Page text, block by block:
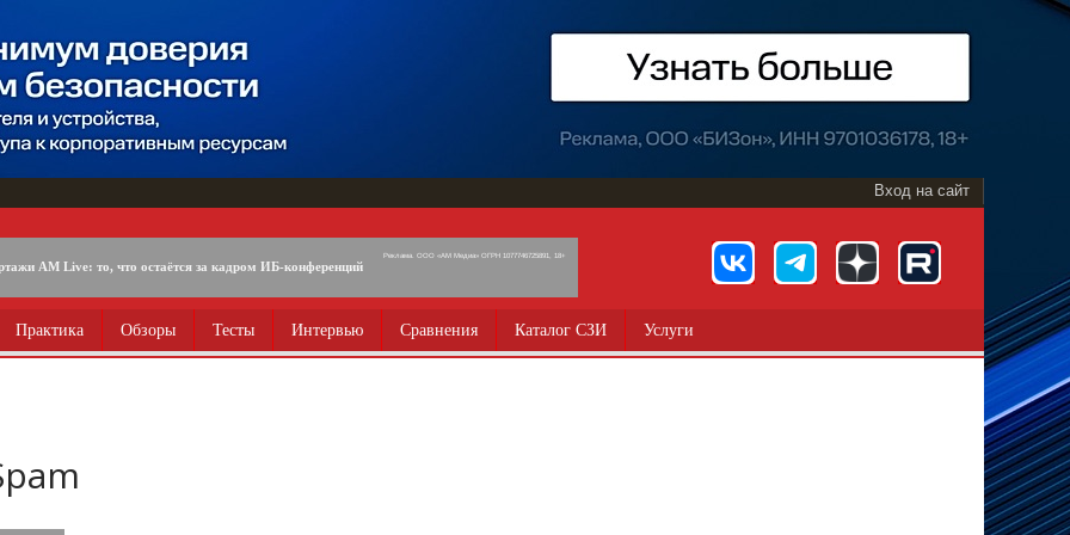
Вход на сайт
AM Live: то, что остаётся за кадром ИБ-конференций
Реклама. ООО «АМ Медиа» ОГРН 1077746725891, 18+
Практика Обзоры Тесты Интервью Сравнения Каталог СЗИ Услуги